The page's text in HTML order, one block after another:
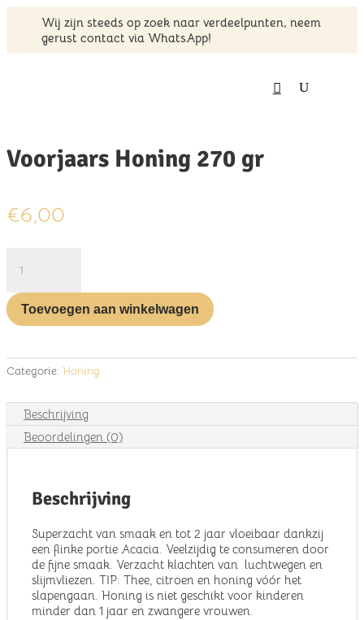
Wij zijn steeds op zoek naar verdeelpunten, neem
gerust contact via WhatsApp!
Voorjaars Honing 270 gr
€6,00
Honing
gr
aantal
Toevoegen aan winkelwagen
Categorie: Honing
Beschrijving
Beoordelingen (0)
Beschrijving
Superzacht van smaak en tot 2 jaar vloeibaar dankzij
een flinke portie Acacia. Veelzijdig te consumeren door
de fijne smaak. Verzacht klachten van luchtwegen en
slijmvliezen. TIP: Thee, citroen en honing vóór het
slapengaan. Honing is niet geschikt voor kinderen
minder dan 1 jaar en zwangere vrouwen.